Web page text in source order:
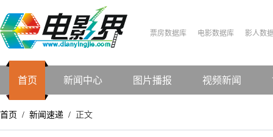
票房数据库 电影数据库 影人数
首页 新闻中心 图片播报 视频新闻
首页 / 新闻速递 / 正文